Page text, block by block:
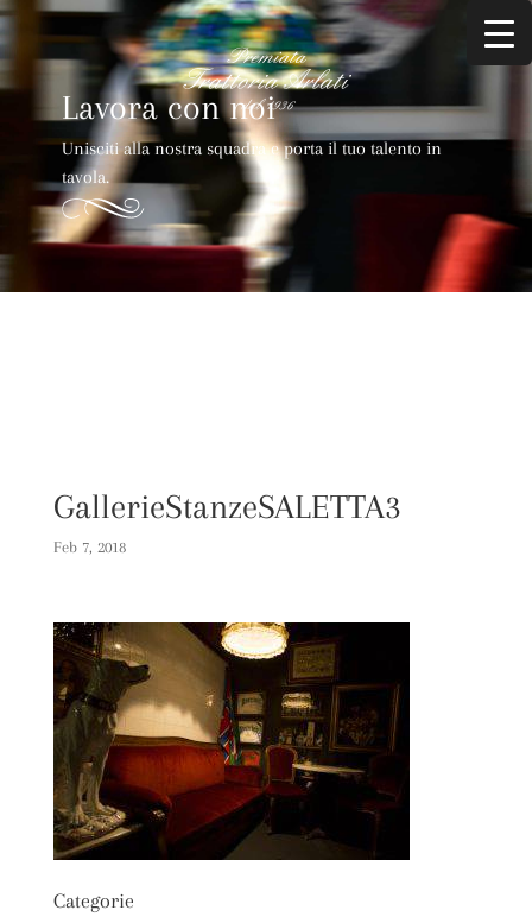
Lavora con noi
Unisciti alla nostra squadra e porta il tuo talento in
tavola.
GallerieStanzeSALETTA3
Feb 7, 2018
Categorie